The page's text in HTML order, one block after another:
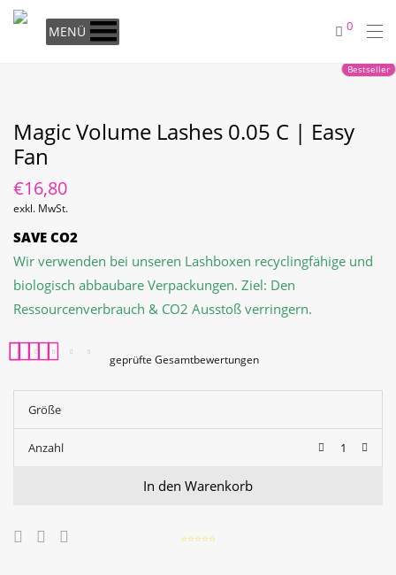
MENÜ 0
Bestseller
⭐️⭐️⭐️⭐️⭐️
Magic Volume Lashes 0.05 C | Easy
Fan
€16,80
exkl. MwSt.
SAVE CO2
Wir verwenden bei unseren Lashboxen recyclingfähige und
biologisch abbaubare Verpackungen. Ziel: Den
Ressourcenverbrauch & CO2 Ausstoß verringern.
Kundenbewertungen
geprüfte Gesamtbewertungen
Größe
Anzahl
In den Warenkorb